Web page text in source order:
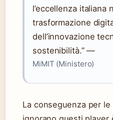
l’eccellenza italiana
trasformazione
dell’innovazione
sostenibilità.” —
MiMIT (Ministero)
La conseguenza per